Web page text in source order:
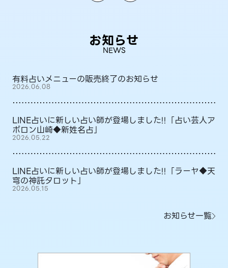
お知らせ
NEWS
有料占いメニューの販売終了のお知らせ
2026.06.08
LINE占いに新しい占い師が登場しました!!「占い芸人ア
ポロン山崎◆新姓名占」
2026.05.22
LINE占いに新しい占い師が登場しました!!「ラーヤ◆天
穹の神託タロット」
2026.05.15
お知らせ一覧